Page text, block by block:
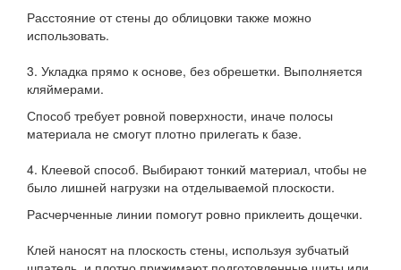
Расстояние от стены до облицовки также можно
использовать.
3. Укладка прямо к основе, без обрешетки. Выполняется
кляймерами.
Способ требует ровной поверхности, иначе полосы
материала не смогут плотно прилегать к базе.
4. Клеевой способ. Выбирают тонкий материал, чтобы не
было лишней нагрузки на отделываемой плоскости.
Расчерченные линии помогут ровно приклеить дощечки.
Клей наносят на плоскость стены, используя зубчатый